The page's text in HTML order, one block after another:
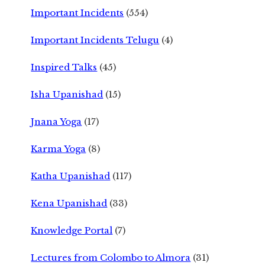
Important Incidents (554)
Important Incidents Telugu (4)
Inspired Talks (45)
Isha Upanishad (15)
Jnana Yoga (17)
Karma Yoga (8)
Katha Upanishad (117)
Kena Upanishad (33)
Knowledge Portal (7)
Lectures from Colombo to Almora (31)